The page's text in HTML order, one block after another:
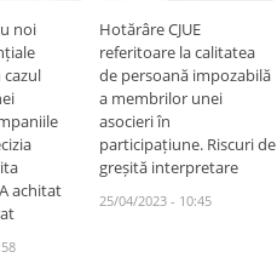
noi
cazul
achitat
Hotărâre CJUE
referitoare la calitatea
de persoană impozabilă
a membrilor unei
asocieri în
participațiune. Riscuri de
greșită interpretare
25/04/2023 - 10:45